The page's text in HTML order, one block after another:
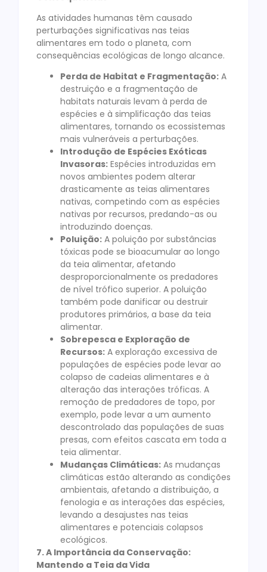
As atividades humanas têm causado
perturbações significativas nas teias
alimentares em todo o planeta, com
consequências ecológicas de longo alcance.
Perda de Habitat e Fragmentação: A
destruição e a fragmentação de
habitats naturais levam à perda de
espécies e à simplificação das teias
alimentares, tornando os ecossistemas
mais vulneráveis a perturbações.
Introdução de Espécies Exóticas
Invasoras: Espécies introduzidas em
novos ambientes podem alterar
drasticamente as teias alimentares
nativas, competindo com as espécies
nativas por recursos, predando-as ou
introduzindo doenças.
Poluição: A poluição por substâncias
tóxicas pode se bioacumular ao longo
da teia alimentar, afetando
desproporcionalmente os predadores
de nível trófico superior. A poluição
também pode danificar ou destruir
produtores primários, a base da teia
alimentar.
Sobrepesca e Exploração de
Recursos: A exploração excessiva de
populações de espécies pode levar ao
colapso de cadeias alimentares e à
alteração das interações tróficas. A
remoção de predadores de topo, por
exemplo, pode levar a um aumento
descontrolado das populações de suas
presas, com efeitos cascata em toda a
teia alimentar.
Mudanças Climáticas: As mudanças
climáticas estão alterando as condições
ambientais, afetando a distribuição, a
fenologia e as interações das espécies,
levando a desajustes nas teias
alimentares e potenciais colapsos
ecológicos.
7. A Importância da Conservação:
Mantendo a Teia da Vida